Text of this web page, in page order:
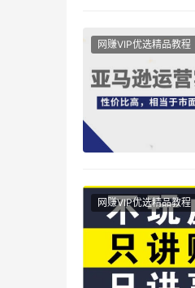
网赚VIP优选精品教程
网赚VIP优选精品教程